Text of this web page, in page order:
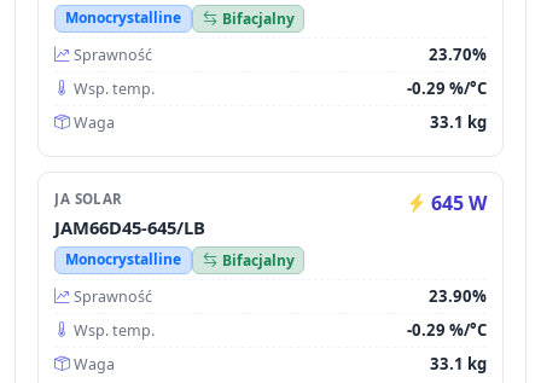
Monocrystalline
Bifacjalny
Sprawność
23.70%
Wsp. temp. -0.29 %/°C
Waga 33.1 kg
JA SOLAR 645 W
JAM66D45-645/LB
Monocrystalline
Bifacjalny
Sprawność
23.90%
Wsp. temp. -0.29 %/°C
Waga 33.1 kg